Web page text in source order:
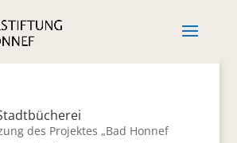
des Projektes „Bad Honnef